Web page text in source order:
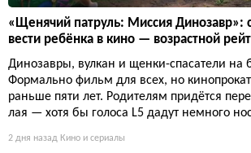
«Щенячий патруль: Миссия Динозавр»: с
вести ребёнка в кино — возрастной
Динозавры, вулкан и щенки-спасатели на
Формально фильм для всех, но
раньше пяти лет. Родителям придётся
лая — хотя бы голоса L5 дадут немного
2 дня назад Кино и сериалы